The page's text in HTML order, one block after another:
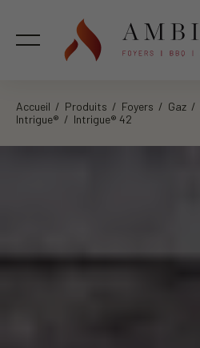
Accueil / Produits / Foyers / Gaz /
Intrigue® / Intrigue® 42